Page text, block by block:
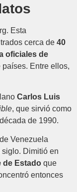
Esta
cerca de 40
oficiales de
Entre ellos,
Carlos Luis
, que sirvió como
de 1990.
Venezuela
Dimitió en
de Estado que
entonces